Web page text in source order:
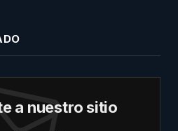
a nuestro sitio